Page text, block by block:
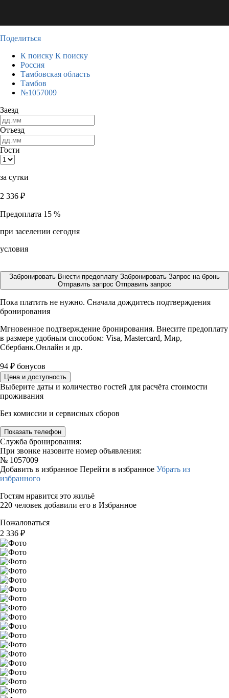
Поделиться
К поиску К поиску
Россия
Тамбовская область
Тамбов
№1057009
Заезд
Отъезд
Гости
за сутки
2 336 ₽
Предоплата 15 %
при заселении сегодня
условия
Забронировать Внести предоплату Забронировать Запрос на бронь
Отправить запрос Отправить запрос
Пока платить не нужно. Сначала дождитесь подтверждения
бронирования
Мгновенное подтверждение бронирования. Внесите предоплату
в размере удобным способом: Visa, Mastercard, Мир,
Сбербанк.Онлайн и др.
94 ₽ бонусов
Цена и доступность
Выберите даты и количество гостей для расчёта стоимости
проживания
Без комиссии и сервисных сборов
Показать телефон
Служба бронирования:
При звонке назовите номер объявления:
№ 1057009
Добавить в избранное Перейти в избранное Убрать из
избранного
Гостям нравится это жильё
220 человек добавили его в Избранное
Пожаловаться
2 336 ₽